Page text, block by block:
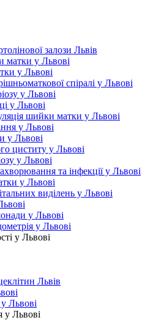
залози Львів
матки у Львові
у Львові
спіралі у Львові
у Львові
у Львові
шийки матки у Львові
у Львові
у Львові
циститу у Львові
у Львові
та інфекції у Львові
у Львові
виділень у Львові
у Львові
у Львові
у Львові
Львів
Львові
у Львові